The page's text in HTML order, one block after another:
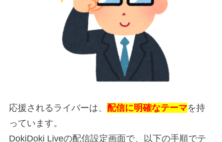
応援されるライバーは、 配信に明確なテーマを持
っています。
DokiDoki Liveの配信設定画面で、以下の手順でテ